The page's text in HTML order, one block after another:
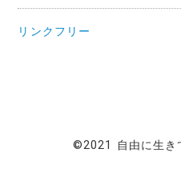
リンクフリー
©2021 自由に生き